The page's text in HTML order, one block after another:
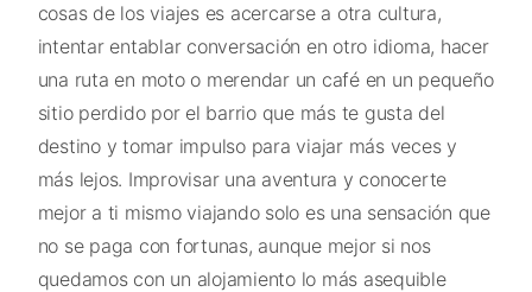
cosas de los viajes es acercarse a otra cultura,
intentar entablar conversación en otro idioma, hacer
una ruta en moto o merendar un café en un pequeño
sitio perdido por el barrio que más te gusta del
destino y tomar impulso para viajar más veces y
más lejos. Improvisar una aventura y conocerte
mejor a ti mismo viajando solo es una sensación que
no se paga con fortunas, aunque mejor si nos
quedamos con un alojamiento lo más asequible